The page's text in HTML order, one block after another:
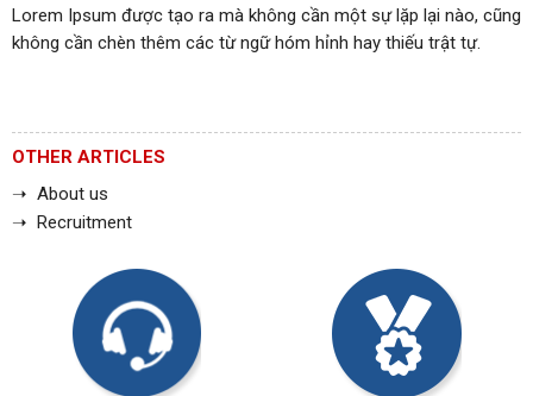
Lorem Ipsum được tạo ra mà không cần một sự lặp lại nào, cũng
không cần chèn thêm các từ ngữ hóm hỉnh hay thiếu trật tự.
OTHER ARTICLES
➝ About us
➝ Recruitment